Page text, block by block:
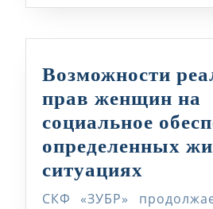
Возможности
прав женщин на
социальное
определенных
ситуациях
СКФ «ЗУБР»